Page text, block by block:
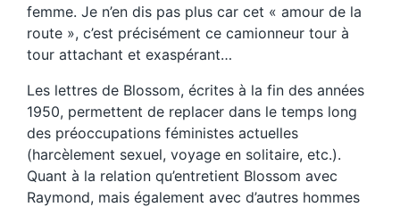
femme. Je n’en dis pas plus car cet « amour de la
route », c’est précisément ce camionneur tour à
tour attachant et exaspérant…
Les lettres de Blossom, écrites à la fin des années
1950, permettent de replacer dans le temps long
des préoccupations féministes actuelles
(harcèlement sexuel, voyage en solitaire, etc.).
Quant à la relation qu’entretient Blossom avec
Raymond, mais également avec d’autres hommes